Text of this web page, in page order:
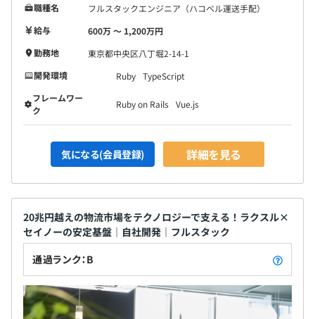
職種名
フルスタックエンジニア（ハコベル運送手配）
給与
600万 〜 1,200万円
勤務地
東京都中央区八丁堀2-14-1
開発環境
Ruby TypeScript
フレームワー
ク
Ruby on Rails Vue.js
気になる(会員登録) 詳細を見る
20兆円越えの物流市場をテクノロジーで支える！ラクスル×
セイノーの安定基盤｜自社開発｜フルスタック
通過ランク：B